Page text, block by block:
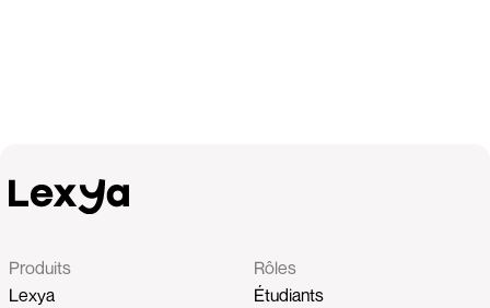
Produits
Lexya
Rôles
Étudiants